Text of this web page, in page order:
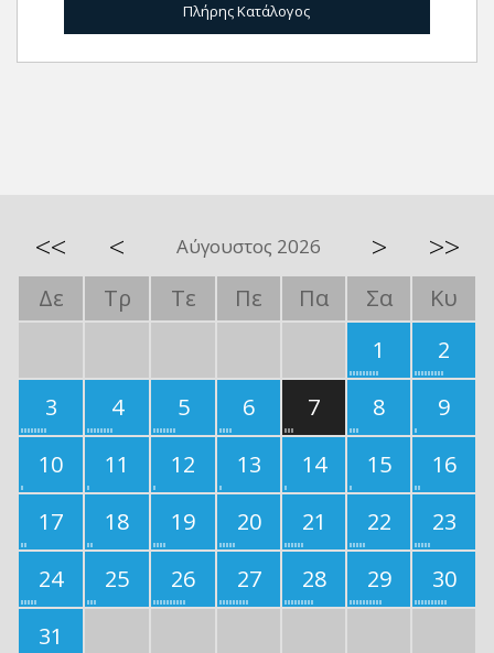
Πλήρης Κατάλογος
<< < Αύγουστος 2026 > >>
Δε Τρ Τε Πε Πα Σα
Κυ
1
2
3
4 5 6 7 8
9
10
11 12 13 14 15
16
17
18 19 20 21 22
23
24
25 26 27 28 29
30
31